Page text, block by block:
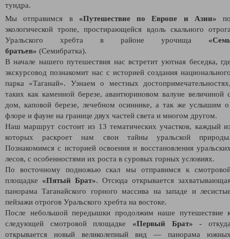
тундра.
Мы отправимся в «Путешествие по Европе и Азии»
экологической тропе, простирающейся вдоль скального
Уральского хребта в районе урочища
братьев» (Семибратка).
В начале нашего путешествия нас встретит уютная беседка,
экскурсовод познакомит нас с историей создания
парка «Таганай». Узнаем о местных
таких как каменной березе, авантюриновом валуне величиной
дом, каповой березе, лечебном осиннике, а так же услышим
флоре и фауне на границе двух частей света и многом другом.
Наш маршрут состоит из 13 тематических участков, каждый
которых раскроет нам свои тайны уральской
Познакомимся с историей освоения и восстановления
лесов, с особенностями их роста в суровых горных условиях.
По восточному подножью скал мы отправимся к
площадке «Пятый Брат». Отсюда открывается
панорама Таганайского горного массива на западе и
пейзажи отрогов Уральского хребта на востоке.
После небольшой передышки продолжим наше путешествие
следующей смотровой площадке «Первый Брат» -
открывается новый великолепный вид — панорама